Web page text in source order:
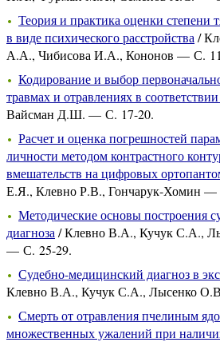
Теория и практика оценки степени
в виде психического расстройства /
А.А., Чибисова И.А., Кононов — С.
Кодирование и выбор
травмах и отравлениях в
Вайсман Д.Ш. — С. 17-20.
Расчет и оценка погрешностей
личности методом контрастного
вмешательств на цифровых
Е.Я., Клевно Р.В., Гончарук-Хомин —
Методические основы построения
диагноза / Клевно В.А., Кучук С.А.,
— С. 25-29.
Судебно-медицинский диагноз в
Клевно В.А., Кучук С.А., Лысенко
Смерть от отравления пчелиным
множественных ужалений при